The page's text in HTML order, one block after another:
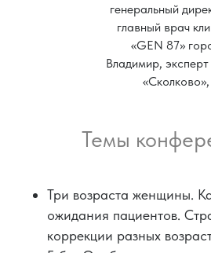
генеральный
главный врач
«GEN 87»
Владимир,
«Сколково»,
Темы
Три возраста женщины.
ожидания пациентов.
коррекции разных